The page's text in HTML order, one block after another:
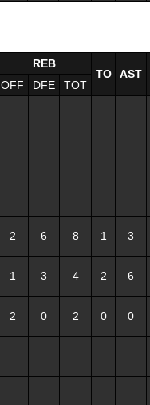
REB
TO
AST
OFF DFE TOT
2 6 8 1 3
1 3 4 2 6
2 0 2 0 0